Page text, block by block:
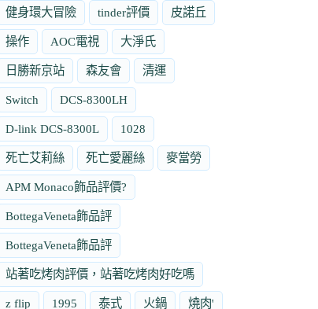
健身環大冒險 tinder評價 皮諾丘
操作 AOC電視 大淨氏
日勝新京站 森友會 清運
Switch DCS-8300LH
D-link DCS-8300L 1028
死亡艾莉絲 死亡愛麗絲 麥當勞
APM Monaco飾品評價?
BottegaVeneta飾品評
BottegaVeneta飾品評
站著吃烤肉評價，站著吃烤肉好吃嗎
z flip 1995 泰式 火鍋 燒肉'